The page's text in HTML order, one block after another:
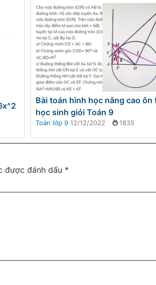
Bài toán hình học nâng cao ôn
học sinh giỏi Toán 9
Toán lớp 9 12/12/2022 1835
được đánh dấu *